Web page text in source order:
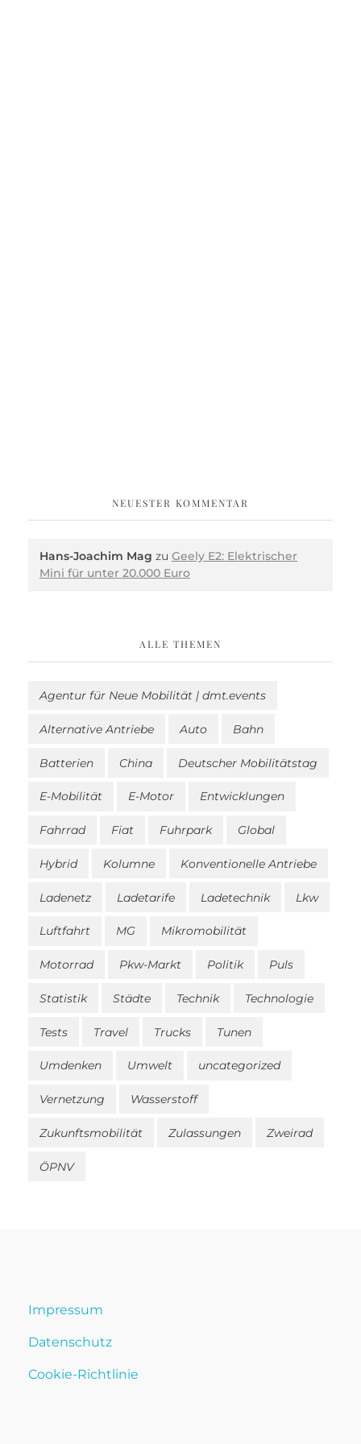
NEUESTER KOMMENTAR
Hans-Joachim Mag zu Geely E2: Elektrischer
Mini für unter 20.000 Euro
ALLE THEMEN
Agentur für Neue Mobilität | dmt.events
Alternative Antriebe Auto Bahn
Batterien China Deutscher Mobilitätstag
E-Mobilität E-Motor Entwicklungen
Fahrrad Fiat Fuhrpark Global
Hybrid Kolumne Konventionelle Antriebe
Ladenetz Ladetarife Ladetechnik Lkw
Luftfahrt MG Mikromobilität
Motorrad Pkw-Markt Politik Puls
Statistik Städte Technik Technologie
Tests Travel Trucks Tunen
Umdenken Umwelt uncategorized
Vernetzung Wasserstoff
Zukunftsmobilität Zulassungen Zweirad
ÖPNV
Impressum
Datenschutz
Cookie-Richtlinie